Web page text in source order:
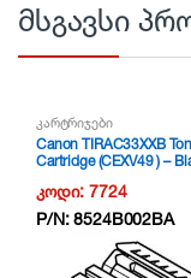
მსგავსი
კარტრიჯები
Canon TIRAC33XXB
Cartridge (CEXV49 ) –
კოდი:7724
P/N:8524B002BA